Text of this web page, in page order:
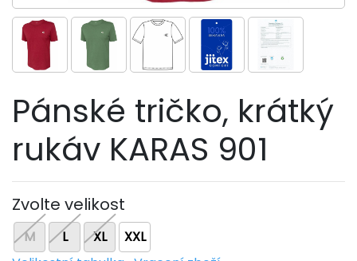
Pánské tričko, krátký
rukáv KARAS 901
Zvolte velikost
M L XL
XXL